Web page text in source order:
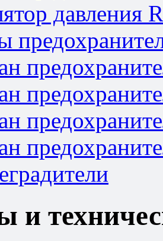
давления
и